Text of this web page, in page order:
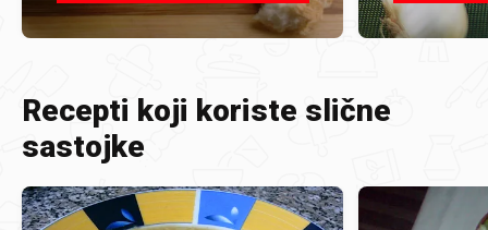
Recepti koji koriste slične
sastojke